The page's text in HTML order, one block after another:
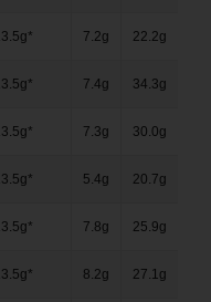
7.2g 22.2g
7.4g 34.3g
7.3g 30.0g
5.4g 20.7g
7.8g 25.9g
8.2g 27.1g